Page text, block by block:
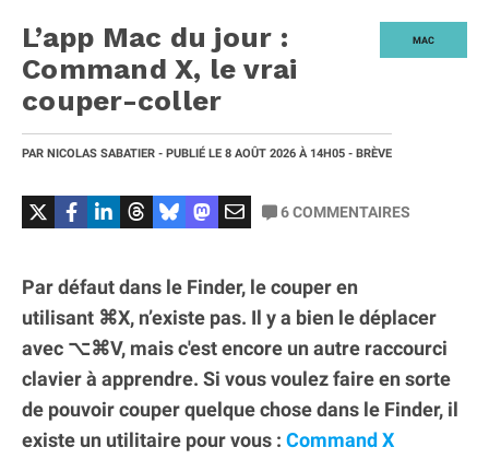
MAC
L’app Mac du jour :
Command X, le vrai
couper-coller
PAR NICOLAS SABATIER - PUBLIÉ LE 8 AOÛT 2026 À 14H05 - BRÈVE
6COMMENTAIRES
Par défaut dans le Finder, le couper en
utilisant ⌘X, n’existe pas. Il y a bien le déplacer
avec ⌥⌘V, mais c'est encore un autre raccourci
clavier à apprendre. Si vous voulez faire en sorte
de pouvoir couper quelque chose dans le Finder, il
existe un utilitaire pour vous : Command X